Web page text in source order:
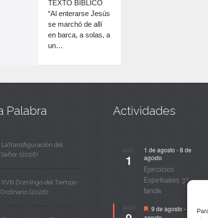
disminuir
volumen.
TEXTO BÍBLICO
“Al enterarse Jesús
se marchó de allí
en barca, a solas, a
un…
Palabra
LaTransfiguración del
Señor (2026)
XVIII Domingo del Tiempo
Ordinario (2026)
Actividades
AGO
1
1 de agosto -8 de
agosto
Ejercicios
Espirituales 3ª
tanda
AGO Destacado
9 de agosto -
14 de